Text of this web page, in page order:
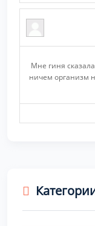
Мне гиня
ничем организм